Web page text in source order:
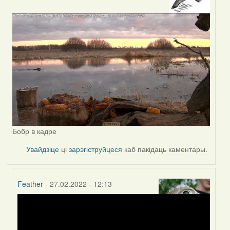
Бобр в кадре
Увайдзіце цізарэгіструйцеся каб пакідаць каментары.
Feather - 27.02.2022 - 12:13